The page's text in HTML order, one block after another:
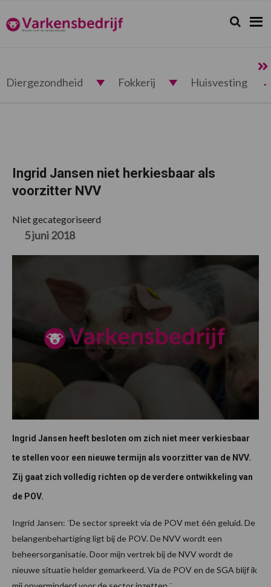
de
hoofdnavigatie
de
hoofd
de
eerste
de
voettekst
Varkensbedrijf.nl Zoeken...
Zoek
Diergezondheid Fokkerij Huisvesting
Ingrid Jansen niet herkiesbaar als
voorzitter NVV
Niet gecategoriseerd
5 juni 2018
Ingrid Jansen heeft besloten om zich niet meer verkiesbaar
te stellen voor een nieuwe termijn als voorzitter van de NVV.
Zij gaat zich volledig richten op de verdere ontwikkeling van
de POV.
Ingrid Jansen: ¨De sector spreekt via de POV met één geluid. De
belangenbehartiging ligt bij de POV. De NVV wordt een
beheersorganisatie. Door mijn vertrek bij de NVV wordt de
nieuwe situatie helder gemarkeerd. Via de POV en de SGA blijf ik